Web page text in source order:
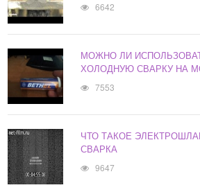
6642
МОЖНО ЛИ
ХОЛОДНУЮ СВАРКУ НА
7553
ЧТО ТАКОЕ
СВАРКА
9647